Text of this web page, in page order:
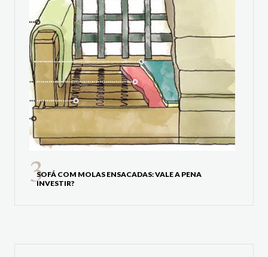
SOFÁ COM MOLAS ENSACADAS: VALE A PENA
INVESTIR?